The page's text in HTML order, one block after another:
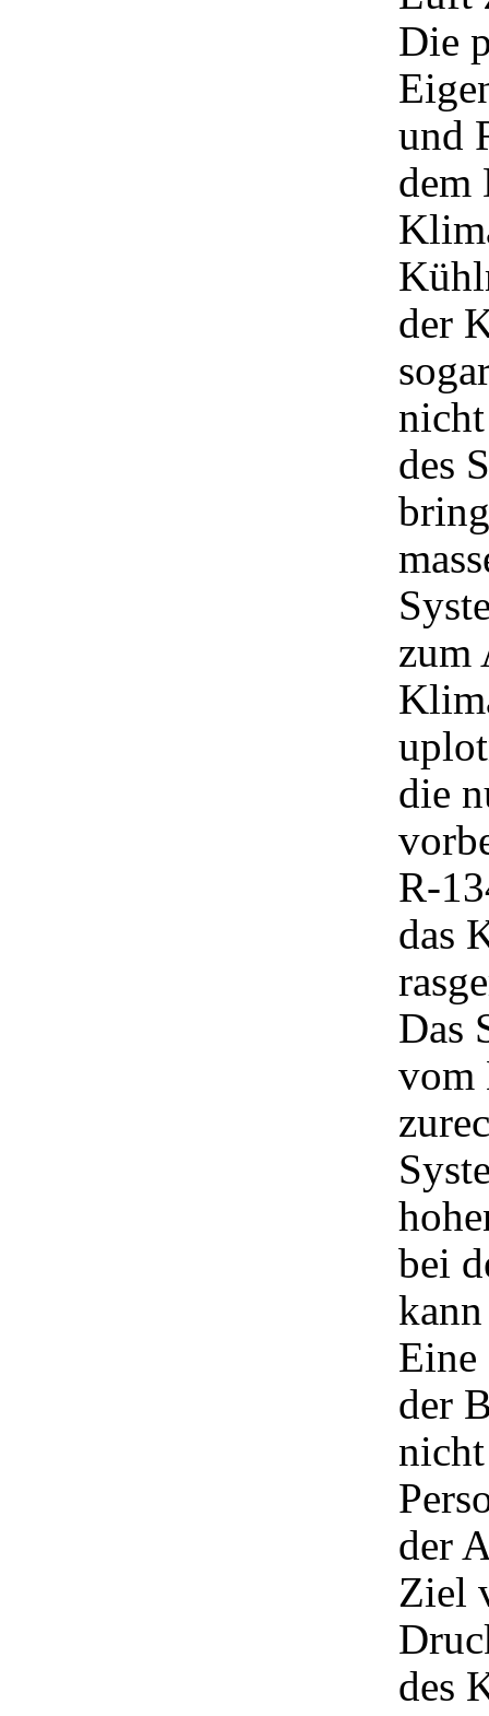
Die
und
dem
der
des
zum
die
R-
das
Das
vom
bei
Eine
der
der
Ziel
des